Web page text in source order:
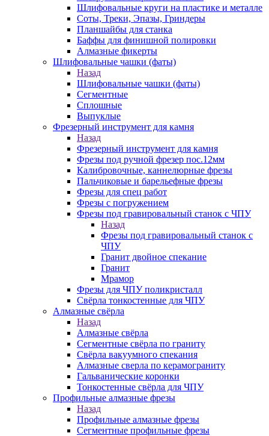
Шлифовальные круги на пластике и металле
Соты, Треки, Эпазы, Гриндеры
Планшайбы для станка
Баффы для финишной полировки
Алмазные фикерты
Шлифовальные чашки (фаты)
Назад
Шлифовальные чашки (фаты)
Сегментные
Сплошные
Выпуклые
Фрезерный инструмент для камня
Назад
Фрезерный инструмент для камня
Фрезы под ручной фрезер пос.12мм
Калибровочные, каннелюрные фрезы
Пальчиковые и барельефные фрезы
Фрезы для спец работ
Фрезы с погружением
Фрезы под гравировальный станок с ЧПУ
Назад
Фрезы под гравировальный станок с
ЧПУ
Гранит двойное спекание
Гранит
Мрамор
Фрезы для ЧПУ поликристалл
Свёрла тонкостенные для ЧПУ
Алмазные свёрла
Назад
Алмазные свёрла
Сегментные свёрла по граниту
Свёрла вакуумного спекания
Алмазные сверла по керамограниту
Гальванические коронки
Тонкостенные свёрла для ЧПУ
Профильные алмазные фрезы
Назад
Профильные алмазные фрезы
Сегментные профильные фрезы